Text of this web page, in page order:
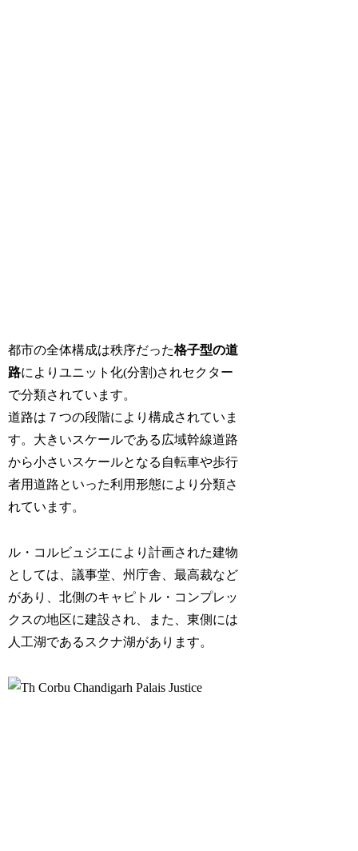
都市の全体構成は秩序だった格子型の道
路によりユニット化(分割)されセクター
で分類されています。
道路は７つの段階により構成されていま
す。大きいスケールである広域幹線道路
から小さいスケールとなる自転車や歩行
者用道路といった利用形態により分類さ
れています。
ル・コルビュジエにより計画された建物
としては、議事堂、州庁舎、最高裁など
があり、北側のキャピトル・コンプレッ
クスの地区に建設され、また、東側には
人工湖であるスクナ湖があります。